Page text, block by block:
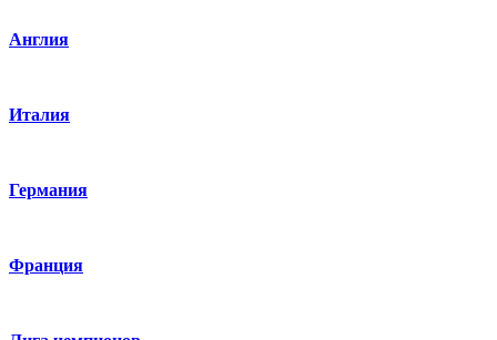
Англия
Италия
Германия
Франция